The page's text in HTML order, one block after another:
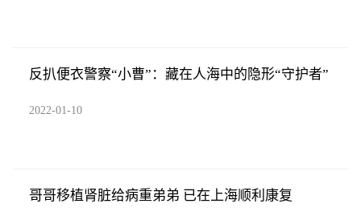
反扒便衣警察“小曹”：藏在人海中的隐形“守护者”
2022-01-10
哥哥移植肾脏给病重弟弟 已在上海顺利康复